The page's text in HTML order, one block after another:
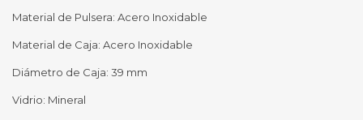
Material de Pulsera: Acero Inoxidable
Material de Caja: Acero Inoxidable
Diámetro de Caja: 39 mm
Vidrio: Mineral